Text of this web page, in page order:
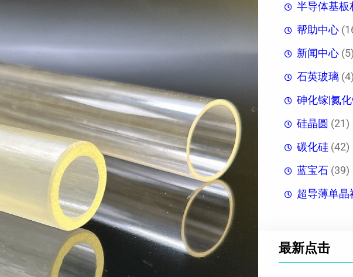
半导体基板
帮助中心
新闻中心 (5)
石英玻璃 (4)
砷化镓|氮
硅晶圆 (21)
碳化硅 (42)
蓝宝石 (39)
超导薄单晶
最新点击